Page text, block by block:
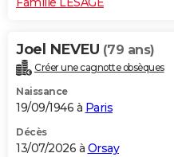
Joel NEVEU (79 ans)
Créer une cagnotte obsèques
Naissance
19/09/1946 à Paris
Décès
13/07/2026 à Orsay